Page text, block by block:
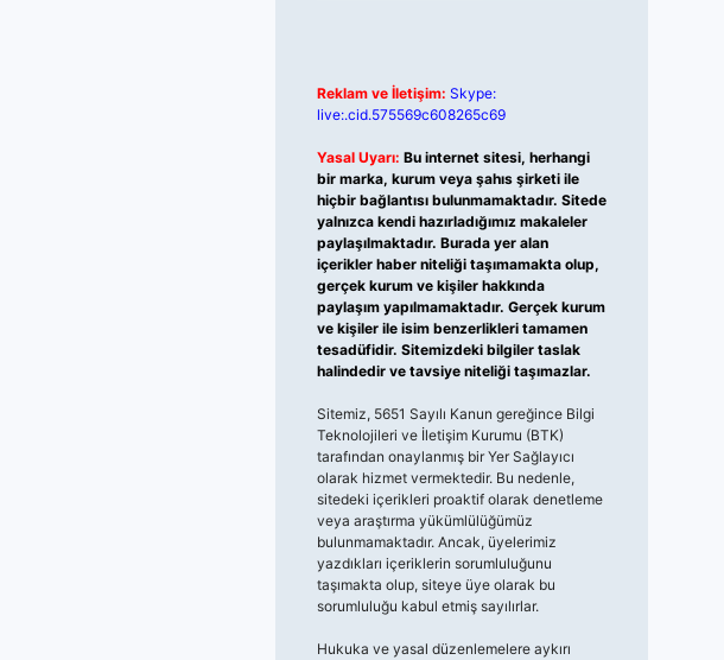
Reklam ve İletişim: Skype:
live:.cid.575569c608265c69
Yasal Uyarı: Bu internet sitesi, herhangi
bir marka, kurum veya şahıs şirketi ile
hiçbir bağlantısı bulunmamaktadır. Sitede
yalnızca kendi hazırladığımız makaleler
paylaşılmaktadır. Burada yer alan
içerikler haber niteliği taşımamakta olup,
gerçek kurum ve kişiler hakkında
paylaşım yapılmamaktadır. Gerçek kurum
ve kişiler ile isim benzerlikleri tamamen
tesadüfidir. Sitemizdeki bilgiler taslak
halindedir ve tavsiye niteliği taşımazlar.
Sitemiz, 5651 Sayılı Kanun gereğince Bilgi
Teknolojileri ve İletişim Kurumu (BTK)
tarafından onaylanmış bir Yer Sağlayıcı
olarak hizmet vermektedir. Bu nedenle,
sitedeki içerikleri proaktif olarak denetleme
veya araştırma yükümlülüğümüz
bulunmamaktadır. Ancak, üyelerimiz
yazdıkları içeriklerin sorumluluğunu
taşımakta olup, siteye üye olarak bu
sorumluluğu kabul etmiş sayılırlar.
Hukuka ve yasal düzenlemelere aykırı